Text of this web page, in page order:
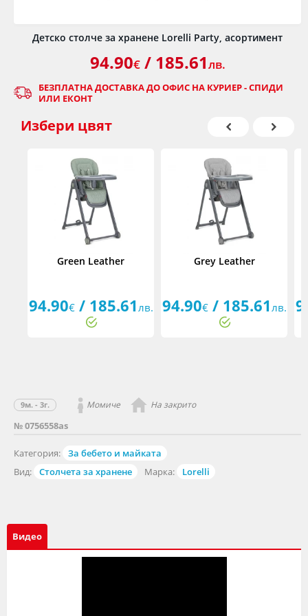
Детско столче за хранене Lorelli Party, асортимент
№ 0756558as
Категория:
За бебето и майката
Вид:
Столчета за хранене Марка: Lorelli
9м. - 3г. Момиче На закрито
94.90€/ 185.61лв.
Избери цвят
Green Leather
94.90€/ 185.61 лв.
Grey Leather
94.90€/ 185.61 лв.
БЕЗПЛАТНА ДОСТАВКА ДО ОФИС НА КУРИЕР - СПИДИ
ИЛИ ЕКОНТ
Видео